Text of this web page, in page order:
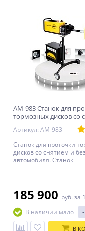
AM-983 Станок для
тормозных дисков со
Артикул: AM-983
Станок для проточки
дисков со снятием и
автомобиля. Станок
целью выравнивания
поверхности.
185 900 руб. за 1
В наличии мало
-
В